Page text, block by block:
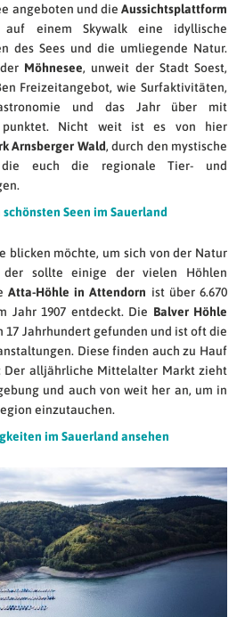
angeboten und die Aussichtsplattform
auf einem Skywalk eine idyllische
des Sees und die umliegende Natur.
Möhnesee, unweit der Stadt Soest,
Freizeitangebot, wie Surfaktivitäten,
und das Jahr über mit
punktet. Nicht weit ist es von hier
Arnsberger Wald, durch den mystische
die euch die regionale Tier- und
Seen im Sauerland
blicken möchte, um sich von der Natur
der sollte einige der vielen Höhlen
Atta-Höhle in Attendorn ist über 6.670
Jahr 1907 entdeckt. Die Balver Höhle
17 Jahrhundert gefunden und ist oft die
Diese finden auch zu Hauf
Der alljährliche Mittelalter Markt zieht
und auch von weit her an, um in
einzutauchen.
im Sauerland ansehen